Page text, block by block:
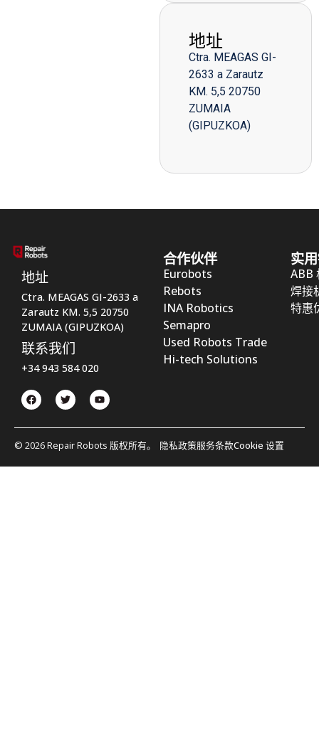
地址
Ctra. MEAGAS GI-
2633 a Zarautz
KM. 5,5 20750
ZUMAIA
(GIPUZKOA)
地址
Ctra. MEAGAS GI-2633 a
Zarautz KM. 5,5 20750
ZUMAIA (GIPUZKOA)
联系我们
+34 943 584 020
合作伙伴
Eurobots
Rebots
INA Robotics
Semapro
Used Robots Trade
Hi-tech Solutions
实
ABB
焊接
特惠
© 2026 Repair Robots 版权所有。 隐私政策服务条款Cookie 设置